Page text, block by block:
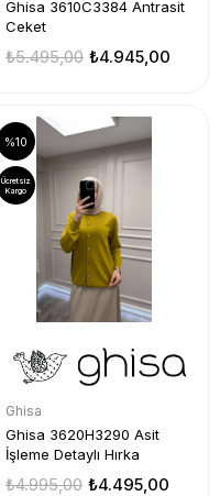
Ghisa 3610C3384 Antrasit
Ceket
₺4.945,00
₺5.495,00
Ghisa
Ghisa 3620H3290 Asit
İşleme Detaylı Hırka
₺4.495,00
₺4.995,00
%10
Ücretsiz
Kargo